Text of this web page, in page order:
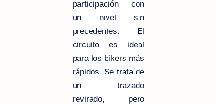
participación con
un nivel sin
precedentes. El
circuito es ideal
para los bikers más
rápidos. Se trata de
un trazado
revirado, pero